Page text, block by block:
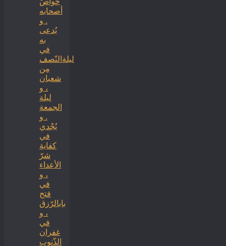
أصحابه
. و
يُدعى
به
في
ليلةالنّصف
مِن
شعبان
، و
ليلة
الجمعة
. و
يُجْدي
في
كفاية
شرّ
الأعداء
، و
في
فتح
بابالرّزق
، و
في
غفران
الذّنوب